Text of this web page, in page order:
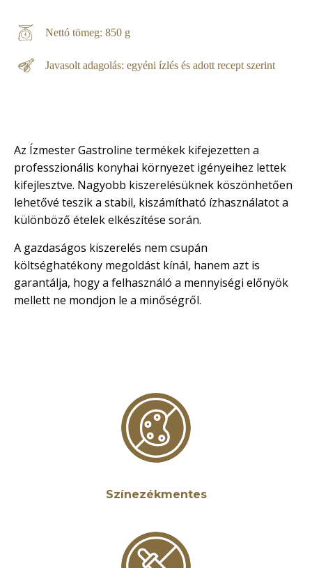
Nettó tömeg: 850 g
Javasolt adagolás: egyéni ízlés és adott recept szerint
Az Ízmester Gastroline termékek kifejezetten a
professzionális konyhai környezet igényeihez lettek
kifejlesztve. Nagyobb kiszerelésüknek köszönhetően
lehetővé teszik a stabil, kiszámítható ízhasználatot a
különböző ételek elkészítése során.
A gazdaságos kiszerelés nem csupán
költséghatékony megoldást kínál, hanem azt is
garantálja, hogy a felhasználó a mennyiségi előnyök
mellett ne mondjon le a minőségről.
Színezékmentes